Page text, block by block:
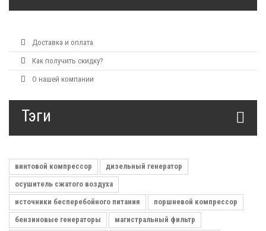
Доставка и оплата
Как получить скидку?
О нашей компании
Тэги
винтовой компрессор
дизельный генератор
осушитель сжатого воздуха
источники бесперебойного питания
поршневой компрессор
бензиновые генераторы
магистральный фильтр